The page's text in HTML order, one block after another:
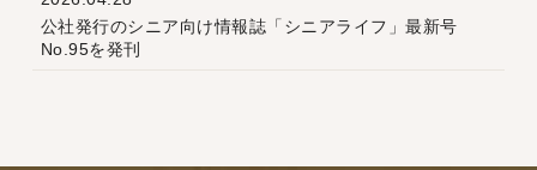
公社発行のシニア向け情報誌「シニアライフ」最新号
No.95を発刊